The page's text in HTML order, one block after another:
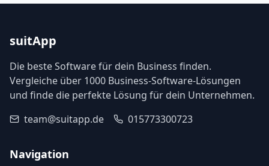
suitApp
Die beste Software für dein Business finden.
Vergleiche über 1000 Business-Software-Lösungen
und finde die perfekte Lösung für dein Unternehmen.
team@suitapp.de
015773300723
Navigation